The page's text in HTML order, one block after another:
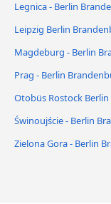
Legnica - Berlin
Leipzig Berlin
Magdeburg - Berlin
Prag - Berlin
Otobüs Rostock
Świnoujście - Berlin
Zielona Gora - Berlin